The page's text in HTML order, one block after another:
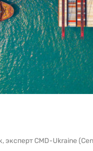
эксперт CMD-Ukraine